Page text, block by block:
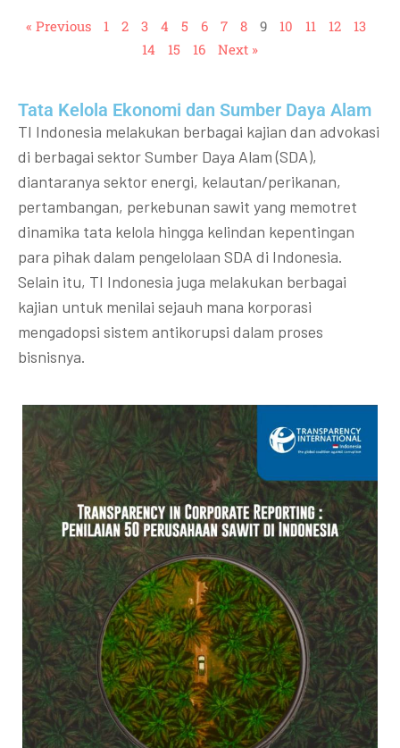
« Previous 1 2 3 4 5 6 7 8 9 10 11 12
13
14
15 16 Next »
Tata Kelola Ekonomi dan Sumber Daya Alam
TI Indonesia melakukan berbagai kajian dan advokasi
di berbagai sektor Sumber Daya Alam (SDA),
diantaranya sektor energi, kelautan/perikanan,
pertambangan, perkebunan sawit yang memotret
dinamika tata kelola hingga kelindan kepentingan
para pihak dalam pengelolaan SDA di Indonesia.
Selain itu, TI Indonesia juga melakukan berbagai
kajian untuk menilai sejauh mana korporasi
mengadopsi sistem antikorupsi dalam proses
bisnisnya.